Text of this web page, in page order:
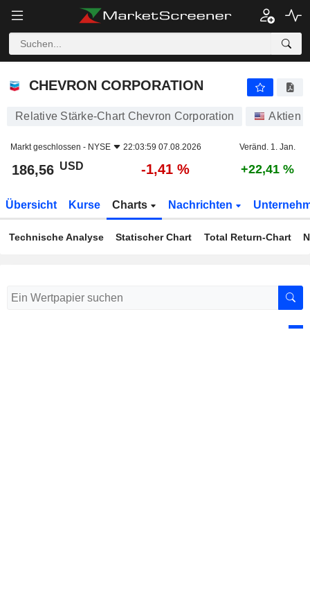
CHEVRON CORPORATION
CHEVRON CORPORATION
Relative Stärke-Chart Chevron Corporation Aktien
Markt geschlossen - NYSE 22:03:59 07.08.2026 Veränd. 1. Jan.
186,56 USD -1,41 % +22,41 %
Übersicht Kurse Charts Nachrichten
Technische Analyse Statischer Chart Total Return-Chart